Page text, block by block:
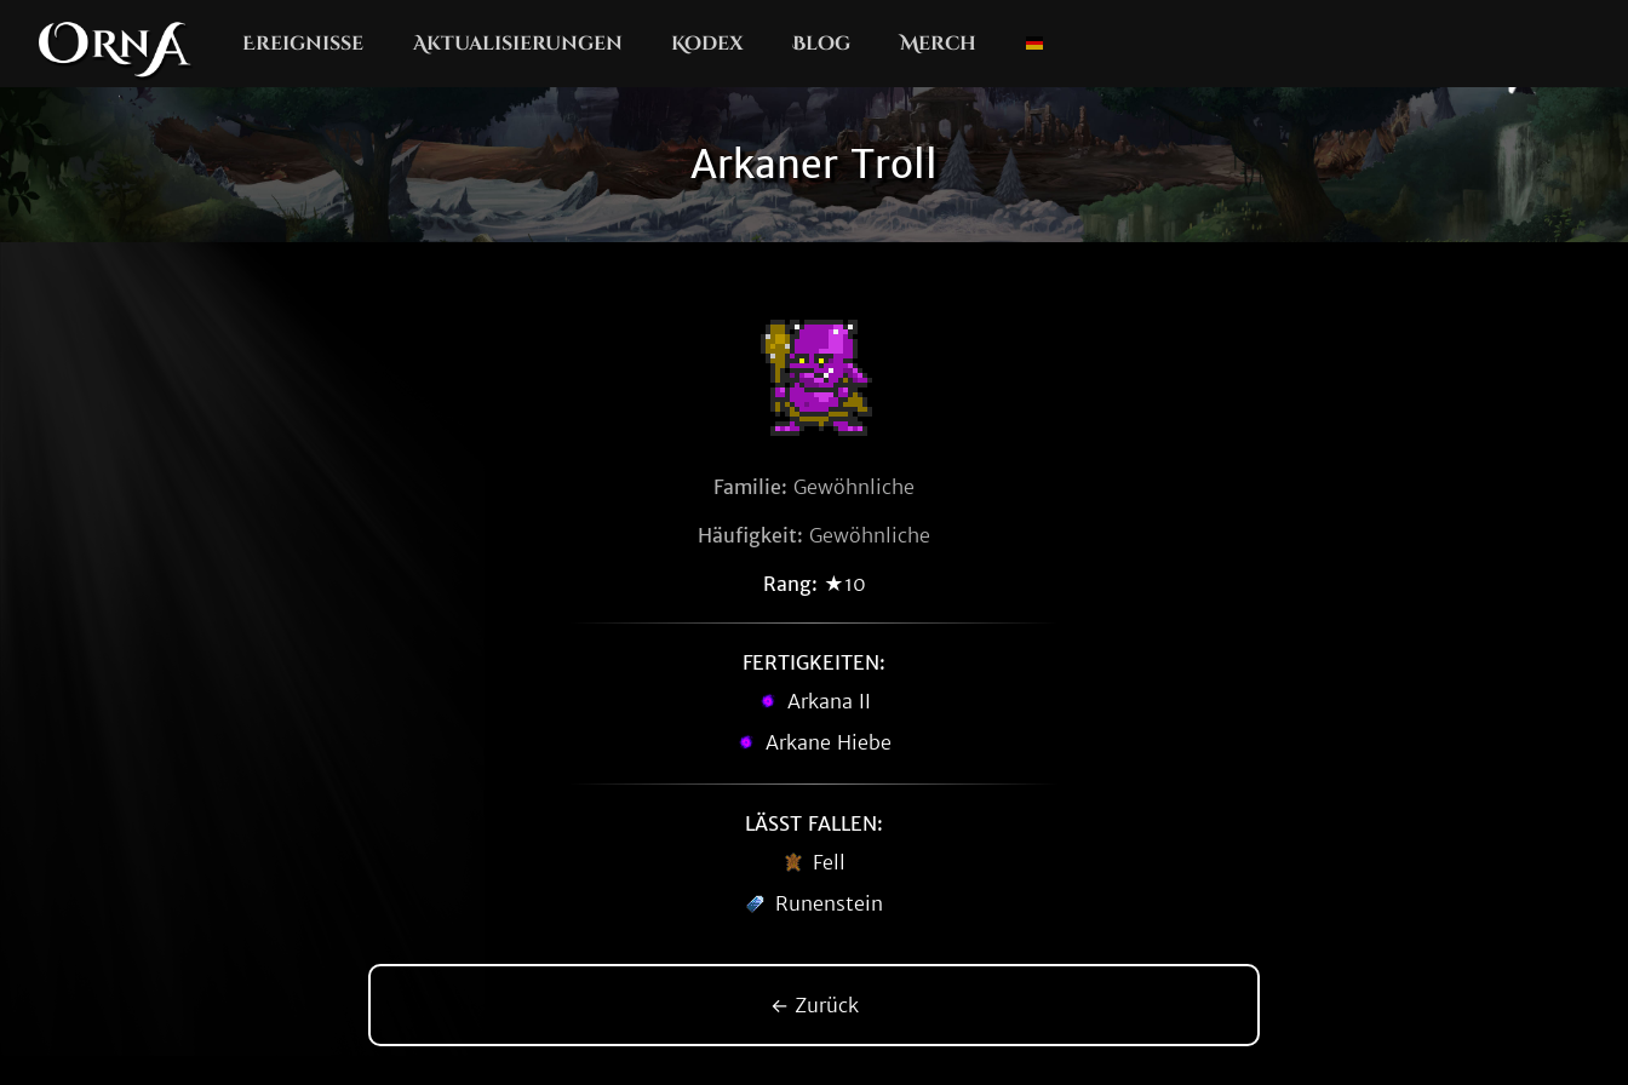
Ereignisse Aktualisierungen Kodex Blog Merch
Arkaner Troll
Familie: Gewöhnliche
Häufigkeit: Gewöhnliche
Rang: ★10
FERTIGKEITEN:
Arkana II
Arkane Hiebe
LÄSST FALLEN:
Fell
Runenstein
← Zurück